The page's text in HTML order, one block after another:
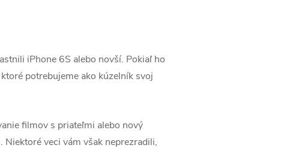
iPhone 6S alebo novší. Pokiaľ ho
potrebujeme ako kúzelník svoj
filmov s priateľmi alebo nový
veci vám však neprezradili,